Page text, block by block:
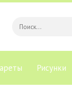
Рисунки